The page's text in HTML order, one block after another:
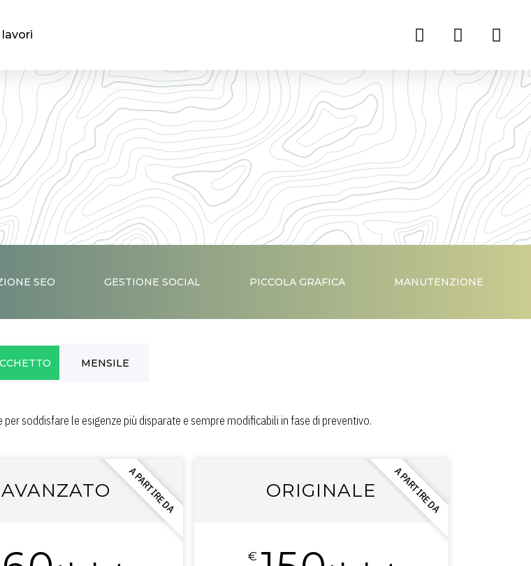
SEO GESTIONE SOCIAL PICCOLA GRAFICA MANUTENZIONE
MENSILE
soddisfare le esigenze più disparate e sempre modificabili in fase di preventivo.
AVANZATO A PARTIRE DA ORIGINALE
€
A PARTIRE DA
marketing è da definirsi in base a budget e obbiettivi aziendali.
A PARTIRE DA ORIGINALE A PARTIRE DA